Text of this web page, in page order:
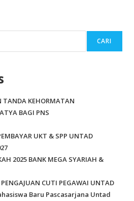
CARI
TANDA KEHORMATAN
BAGI PNS
UKT & SPP UNTAD
2025 BANK MEGA SYARIAH &
CUTI PEGAWAI UNTAD
Baru Pascasarjana Untad